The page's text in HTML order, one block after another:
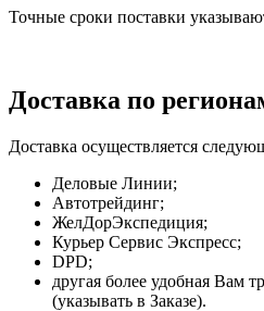
Точные сроки поставки
Доставка по
Доставка осуществляется
Деловые Линии;
Автотрейдинг;
ЖелДорЭкспедиция;
Курьер Сервис Экспресс;
DPD;
другая более удобная Вам
(указывать в Заказе).